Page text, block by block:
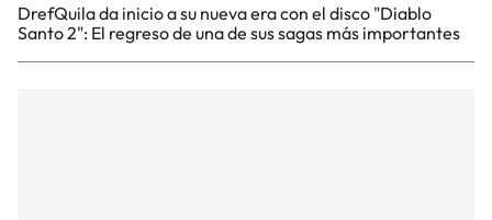
DrefQuila da inicio a su nueva era con el disco "Diablo
Santo 2": El regreso de una de sus sagas más importantes